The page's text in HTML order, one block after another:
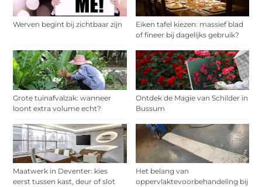
Werven begint bij zichtbaar zijn
Eiken tafel kiezen: massief blad
of fineer bij dagelijks gebruik?
Grote tuinafvalzak: wanneer
loont extra volume echt?
Ontdek de Magie van Schilder in
Bussum
Maatwerk in Deventer: kies
eerst tussen kast, deur of slot
Het belang van
oppervlaktevoorbehandeling bij